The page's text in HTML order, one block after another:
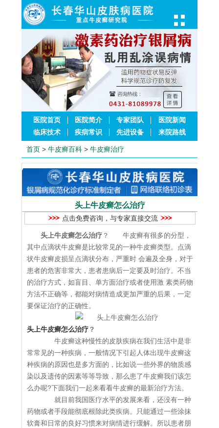
医院首页 医院简介 专家团队
医院新闻
临床技术
疾病常识 先进设备 来院路线
首页 > 牛皮癣百科 > 牛皮癣治疗
头上牛皮癣怎么治疗
点击免费咨询，与专家直接交流
头上牛皮癣怎么治疗 ？ 牛皮癣有很多的分型，
其中点滴状牛皮癣是比较常见的一种牛皮癣类型。点滴
状牛皮癣皮损呈点滴状分布，严重时 会遍及全身，对于
患者的危害非常大，患者患病后一定要及时治疗。不当
的治疗方式，如盲目、单方面治疗或者使用激 素类药物
方法不正确等，都能对病情造成更加严重的后果，一定
要保证治疗的正确性。
头上牛皮癣怎么治疗 ？
牛皮癣这种慢性的皮肤疾病在我们生活中是非
常常见的一种疾病，一般情况下引起人体出现牛皮癣这
种疾病的原因也是多方面的，比如说一些外界的物质感
染以及遗传的因素等等导致，那么患了牛皮癣我们该怎
么办呢?下面我们一起来看看牛皮癣的最新治疗方法。
就目前我国医疗水平的发展来看，还没有一种
药物或者手段能彻底根除此类疾病。只能通过一些涂抹
软膏和日常的良好习惯来对病情进行缓解。所以患者朋